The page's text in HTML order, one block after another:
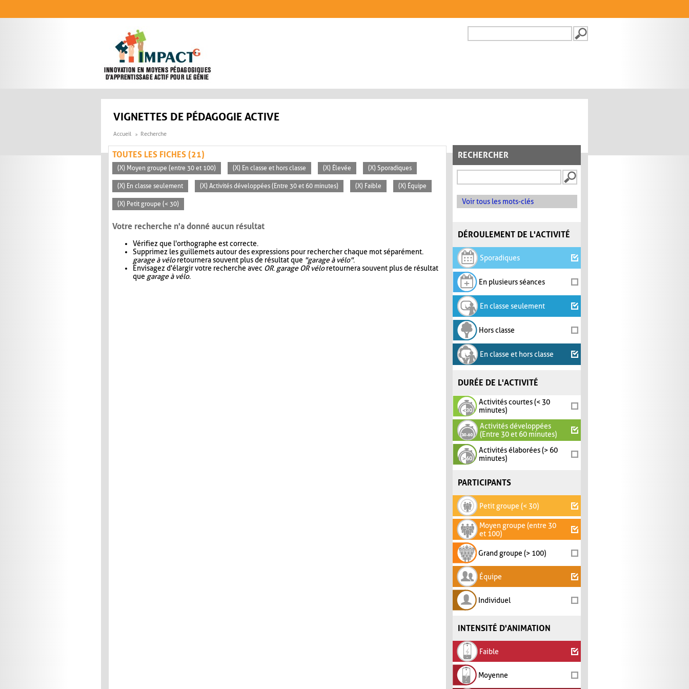
FORMULAIRE DE
VIGNETTES DE PÉDAGOGIE ACTIVE
Accueil Recherche
RECHERCHER
Voir tous les mots-clés
DÉROULEMENT DE L'ACTIVITÉ
Sporadiques
En plusieurs séances
En classe seulement
Hors classe
En classe et hors classe
DURÉE DE L'ACTIVITÉ
Activités courtes (< 30
minutes)
Activités développées
(Entre 30 et 60 minutes)
Activités élaborées (> 60
minutes)
PARTICIPANTS
Petit groupe (< 30)
Moyen groupe (entre 30
et 100)
Grand groupe (> 100)
Équipe
Individuel
INTENSITÉ D'ANIMATION
Faible
Moyenne
TOUTES LES FICHES (21)
(X) Moyen groupe (entre 30 et 100) (X) En classe et hors classe (X) Élevée (X) Sporadiques
(X) En classe seulement (X) Activités développées (Entre 30 et 60 minutes) (X) Faible (X) Équipe
(X) Petit groupe (< 30)
Votre recherche n'a donné aucun résultat
Vérifiez que l'orthographe est correcte.
Supprimez les guillemets autour des expressions pour rechercher chaque mot séparément.
garage à véloretournera souvent plus de résultat que "garage à vélo".
Envisagez d'élargir votre recherche avec OR. garage OR véloretournera souvent plus de résultat
que garage à vélo.